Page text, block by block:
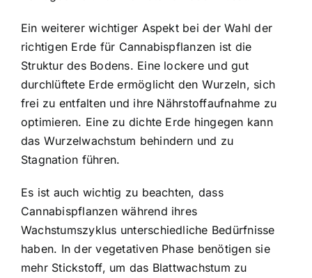
Ein weiterer wichtiger Aspekt bei der Wahl der
richtigen Erde für Cannabispflanzen ist die
Struktur des Bodens. Eine lockere und gut
durchlüftete Erde ermöglicht den Wurzeln, sich
frei zu entfalten und ihre Nährstoffaufnahme zu
optimieren. Eine zu dichte Erde hingegen kann
das Wurzelwachstum behindern und zu
Stagnation führen.
Es ist auch wichtig zu beachten, dass
Cannabispflanzen während ihres
Wachstumszyklus unterschiedliche Bedürfnisse
haben. In der vegetativen Phase benötigen sie
mehr Stickstoff, um das Blattwachstum zu